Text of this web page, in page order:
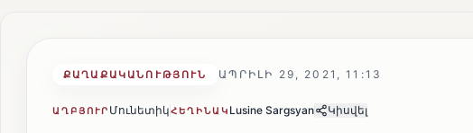
ՔԱՂԱՔԱԿԱՆՈՒԹՅՈՒՆ ԱՊՐԻԼԻ 29, 2021, 11:13
ԱՂԲՅՈՒՐ ՄունետիկՀԵՂԻՆԱԿ Lusine Sargsyan Կիսվել